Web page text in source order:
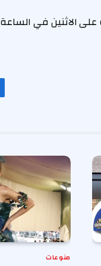
الاثنين في الساعة 8 مساءً
منوعات